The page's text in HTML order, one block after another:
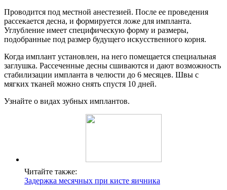
Проводится под местной анестезией. После ее проведения
рассекается десна, и формируется ложе для импланта.
Углубление имеет специфическую форму и размеры,
подобранные под размер будущего искусственного корня.
Когда имплант установлен, на него помещается специальная
заглушка. Рассеченные десны сшиваются и дают возможность
стабилизации импланта в челюсти до 6 месяцев. Швы с
мягких тканей можно снять спустя 10 дней.
Узнайте о видах зубных имплантов.
Читайте также:
Задержка месячных при кисте яичника